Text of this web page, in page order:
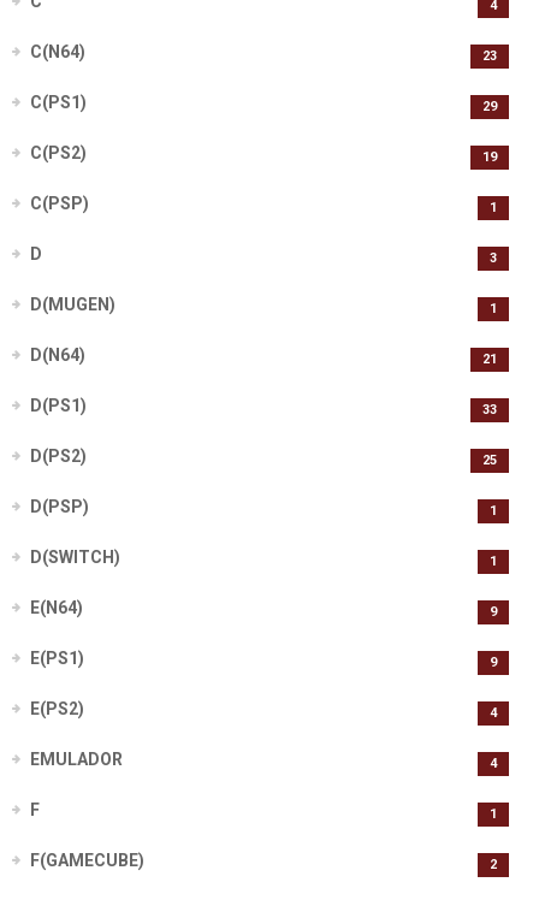
4
C(N64) 23
C(PS1) 29
C(PS2) 19
C(PSP) 1
D 3
D(MUGEN) 1
D(N64) 21
D(PS1) 33
D(PS2) 25
D(PSP) 1
D(SWITCH) 1
E(N64) 9
E(PS1) 9
E(PS2) 4
EMULADOR 4
F 1
F(GAMECUBE) 2